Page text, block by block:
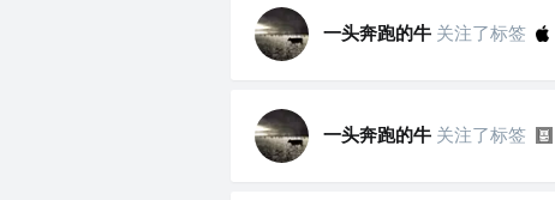
一头奔跑的牛 关注了标签
一头奔跑的牛 关注了标签